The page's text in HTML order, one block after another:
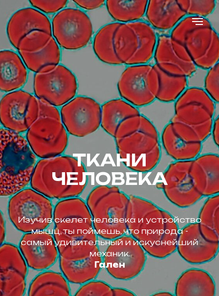
ТКАНИ
ЧЕЛОВЕКА
Изучив скелет человека и устройство
мышц, ты поймешь, что природа -
самый удивительный и искуснейший
механик.
Гален